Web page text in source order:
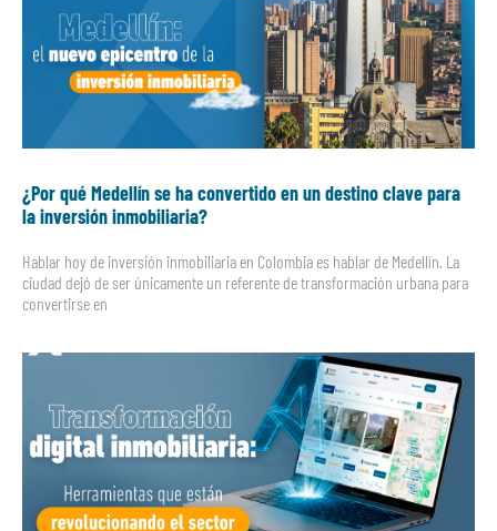
¿Por qué Medellín se ha convertido en un destino clave para
la inversión inmobiliaria?
Hablar hoy de inversión inmobiliaria en Colombia es hablar de Medellín. La
ciudad dejó de ser únicamente un referente de transformación urbana para
convertirse en